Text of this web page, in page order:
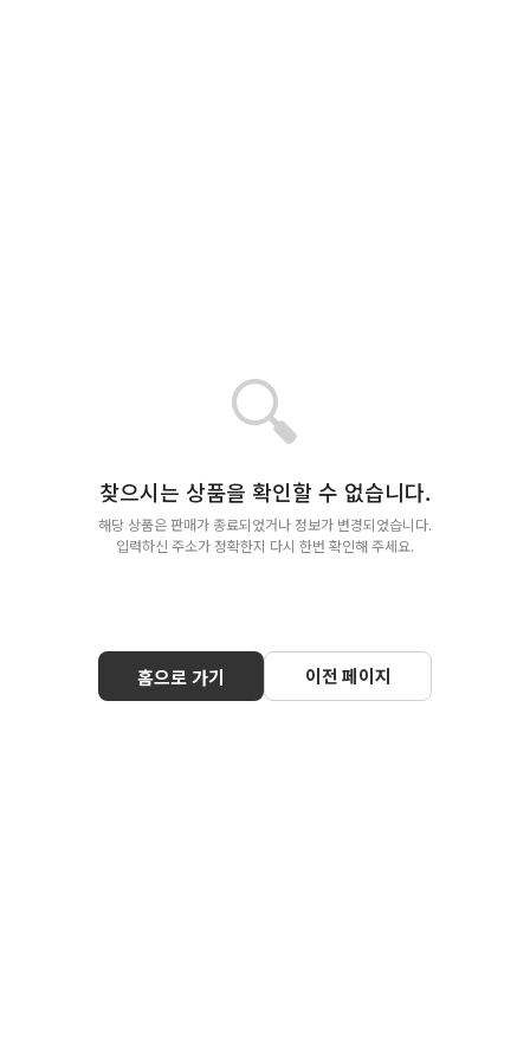
🔍
찾으시는 상품을 확인할 수 없습니다.
해당 상품은 판매가 종료되었거나 정보가 변경되었습니다.
입력하신 주소가 정확한지 다시 한번 확인해 주세요.
홈으로 가기 이전 페이지